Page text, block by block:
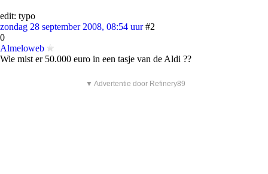
edit: typo
zondag 28 september 2008, 08:54 uur #2
0
Almeloweb
Wie mist er 50.000 euro in een tasje van de Aldi ??
▼ Advertentie door Refinery89